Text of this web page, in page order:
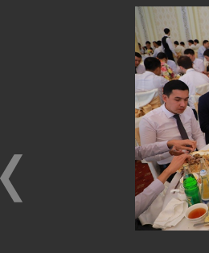
sharafiga
Bankning 10 yilligi sharafiga
15.08.2019